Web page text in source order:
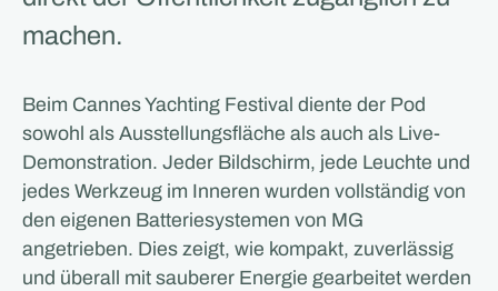
machen.
Beim Cannes Yachting Festival diente der Pod
sowohl als Ausstellungsfläche als auch als Live-
Demonstration. Jeder Bildschirm, jede Leuchte und
jedes Werkzeug im Inneren wurden vollständig von
den eigenen Batteriesystemen von MG
angetrieben. Dies zeigt, wie kompakt, zuverlässig
und überall mit sauberer Energie gearbeitet werden